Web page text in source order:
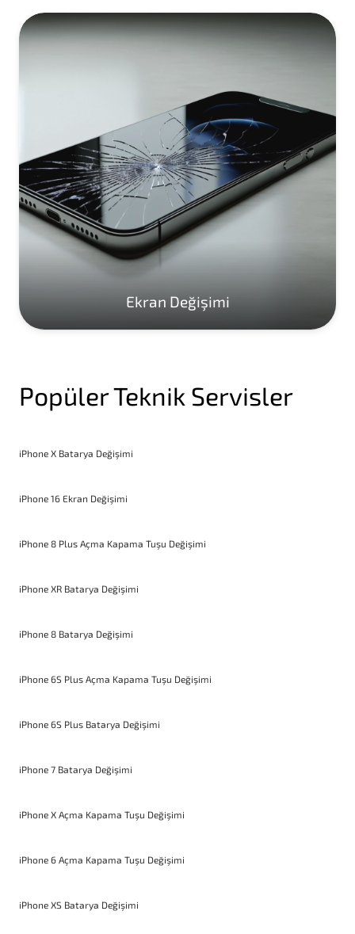
Ekran Değişimi
Popüler Teknik Servisler
iPhone X Batarya Değişimi
iPhone 16 Ekran Değişimi
iPhone 8 Plus Açma Kapama Tuşu Değişimi
iPhone XR Batarya Değişimi
iPhone 8 Batarya Değişimi
iPhone 6S Plus Açma Kapama Tuşu Değişimi
iPhone 6S Plus Batarya Değişimi
iPhone 7 Batarya Değişimi
iPhone X Açma Kapama Tuşu Değişimi
iPhone 6 Açma Kapama Tuşu Değişimi
iPhone XS Batarya Değişimi